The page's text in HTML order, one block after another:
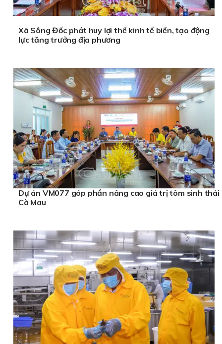
Xã Sông Đốc phát huy lợi thế kinh tế biển, tạo động
lực tăng trưởng địa phương
Dự án VM077 góp phần nâng cao giá trị tôm sinh thái
Cà Mau